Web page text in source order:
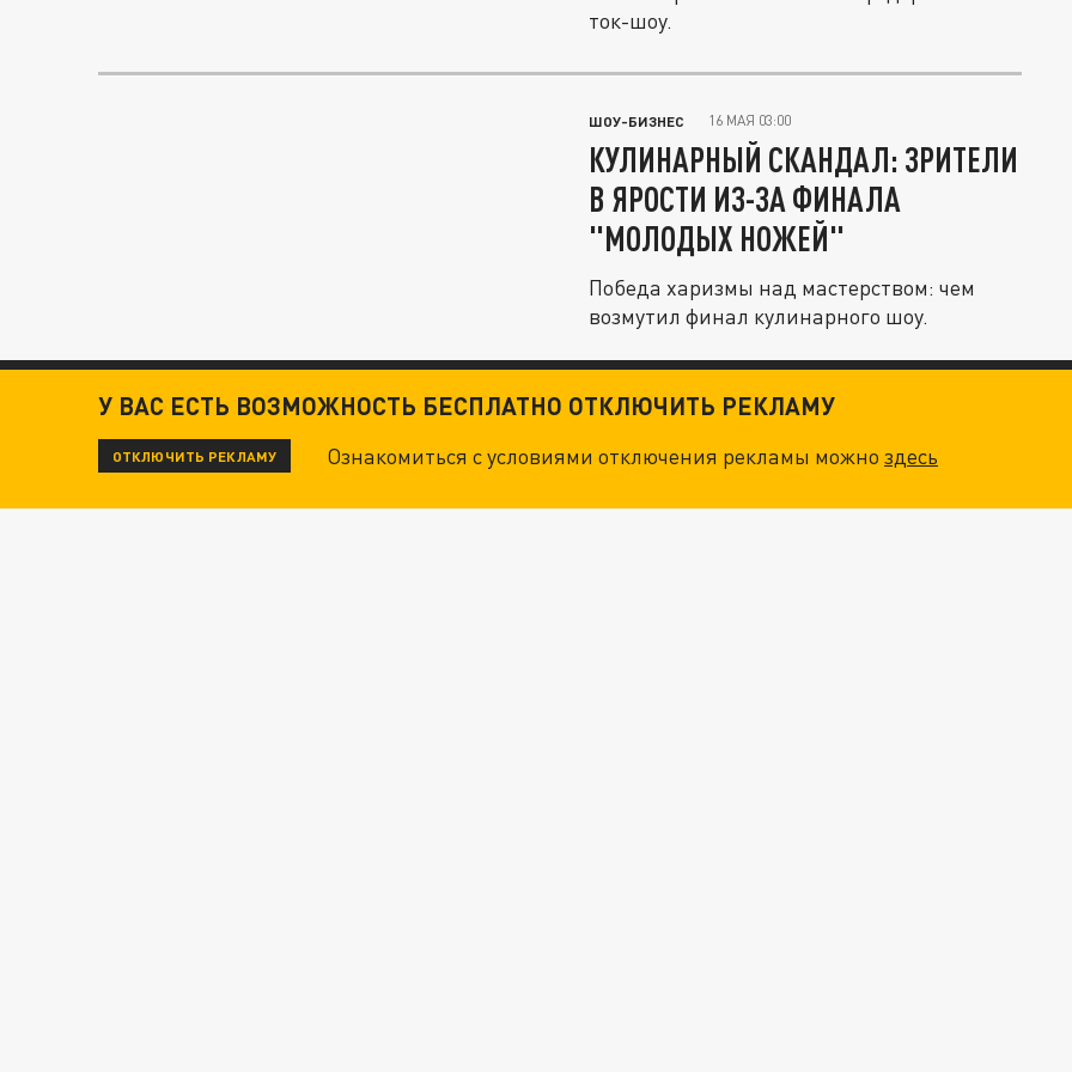
ток-шоу.
ШОУ-БИЗНЕС 16 МАЯ 03:00
КУЛИНАРНЫЙ СКАНДАЛ: ЗРИТЕЛИ
В ЯРОСТИ ИЗ-ЗА ФИНАЛА
"МОЛОДЫХ НОЖЕЙ"
Победа харизмы над мастерством: чем
возмутил финал кулинарного шоу.
У ВАС ЕСТЬ ВОЗМОЖНОСТЬ БЕСПЛАТНО ОТКЛЮЧИТЬ РЕКЛАМУ
ОТКЛЮЧИТЬ РЕКЛАМУ Ознакомиться с условиями отключения рекламы можноздесь